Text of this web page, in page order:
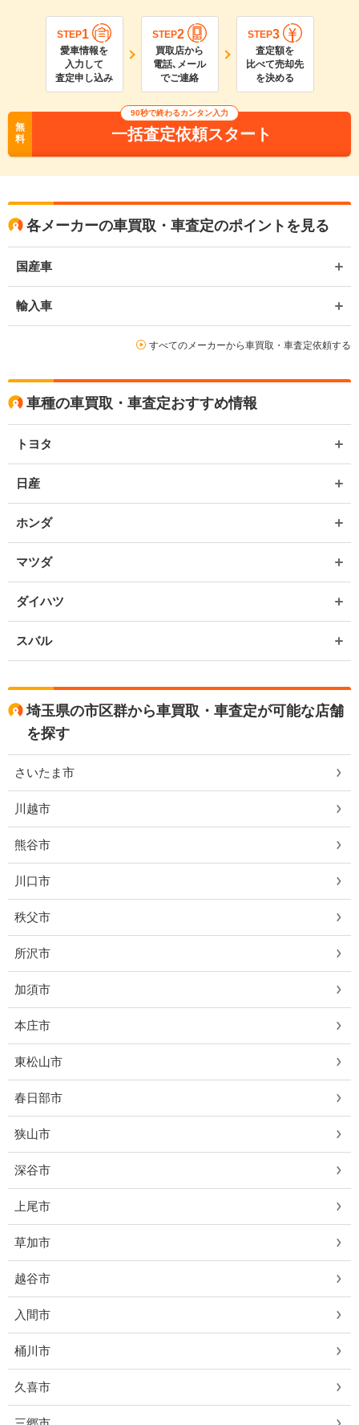
STEP1
愛車情報を
入力して
査定申し込み
STEP2
買取店から
電話､メール
でご連絡
STEP3
査定額を
比べて売却先
を決める
無
料
90秒で終わるカンタン入力
一括査定依頼スタート
各メーカーの車買取・車査定のポイントを見る
国産車
輸入車
すべてのメーカーから車買取・車査定依頼する
車種の車買取・車査定おすすめ情報
トヨタ
日産
ホンダ
マツダ
ダイハツ
スバル
埼玉県の市区群から車買取・車査定が可能な店舗
を探す
さいたま市
川越市
熊谷市
川口市
秩父市
所沢市
加須市
本庄市
東松山市
春日部市
狭山市
深谷市
上尾市
草加市
越谷市
入間市
桶川市
久喜市